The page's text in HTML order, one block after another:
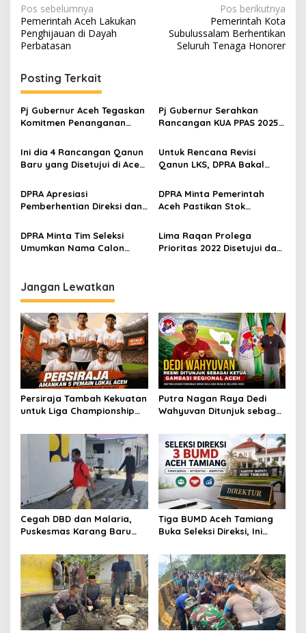
N
a
v
i
g
a
s
i
p
s
Pos sebelumnya
Pemerintah Aceh Lakukan
Penghijauan di Dayah
Perbatasan
Pos berikutnya
Pemerintah Kota
Subulussalam Berhentikan
Seluruh Tenaga Honorer
Posting Terkait
Pj Gubernur Aceh Tegaskan
Komitmen Penanganan
Pj Gubernur Serahkan
Rancangan KUA PPAS 2025
Ini dia 4 Rancangan Qanun
Baru yang Disetujui di Aceh
Untuk Rencana Revisi
Qanun LKS, DPRA Bakal
DPRA Apresiasi
Pemberhentian Direksi dan
Syariah
DPRA Minta Pemerintah
Aceh Pastikan Stok
dan Lebaran Aman
DPRA Minta Tim Seleksi
Umumkan Nama Calon
Lima Raqan Prolega
Prioritas 2022 Disetujui dan
Jangan Lewatkan
Persiraja Tambah Kekuatan
untuk Liga Championship
Lokal Aceh Resmi Dikontrak
Putra Nagan Raya Dedi
Wahyuvan Ditunjuk sebagai
Aceh
Cegah DBD dan Malaria,
Puskesmas Karang Baru
Tiga BUMD Aceh Tamiang
Buka Seleksi Direksi, Ini
Pendaftarannya